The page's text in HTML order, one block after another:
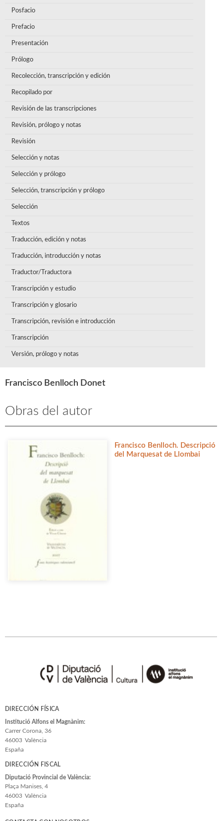
Posfacio
Prefacio
Presentación
Prólogo
Recolección, transcripción y edición
Recopilado por
Revisión de las transcripciones
Revisión, prólogo y notas
Revisión
Selección y notas
Selección y prólogo
Selección, transcripción y prólogo
Selección
Textos
Traducción, edición y notas
Traducción, introducción y notas
Traductor/Traductora
Transcripción y estudio
Transcripción y glosario
Transcripción, revisión e introducción
Transcripción
Versión, prólogo y notas
Francisco Benlloch Donet
Obras del autor
Francisco Benlloch. Descripció
del Marquesat de Llombai
DIRECCIÓN FÍSICA
Institució Alfons el Magnànim:
Carrer Corona, 36
46003 València
España
DIRECCIÓN FISCAL
Diputació Provincial de València:
Plaça Manises, 4
46003 València
España